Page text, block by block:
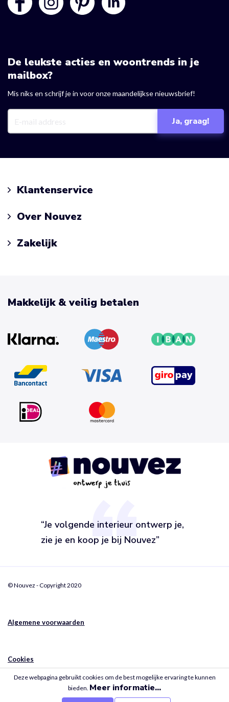
De leukste acties en woontrends in je
mailbox?
Mis niks en schrijf je in voor onze maandelijkse nieuwsbrief!
Klantenservice
Over Nouvez
Zakelijk
“Je volgende interieur ontwerp je,
zie je en koop je bij Nouvez”
Makkelijk & veilig betalen
© Nouvez - Copyright 2020
Algemene voorwaarden
Cookies
Deze webpagina gebruikt cookies om de best mogelijke ervaring te kunnen
bieden. Meer informatie...